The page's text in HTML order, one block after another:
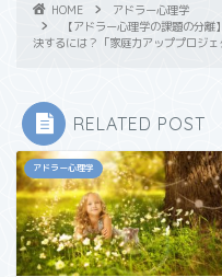
HOME
アドラー心理学
【アドラー心理学の課題の分
決するには？「家庭力アッププロジェ
RELATED POST
アドラー心理学